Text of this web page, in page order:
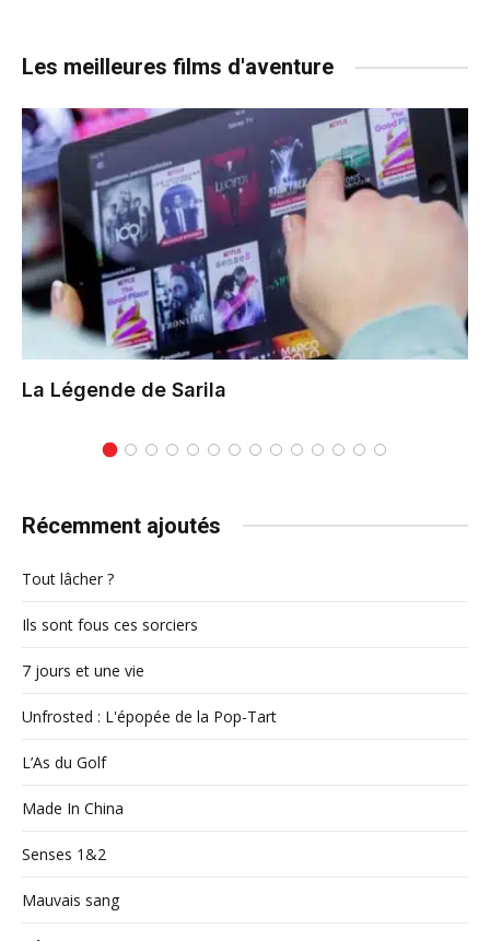
Les meilleures films d'aventure
La Légende de Sarila
Récemment ajoutés
Tout lâcher ?
Ils sont fous ces sorciers
7 jours et une vie
Unfrosted : L'épopée de la Pop-Tart
L’As du Golf
Made In China
Senses 1&2
Mauvais sang